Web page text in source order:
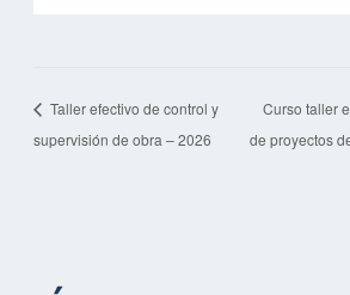
Taller efectivo de control y
supervisión de obra – 2026
Curso taller
de proyectos